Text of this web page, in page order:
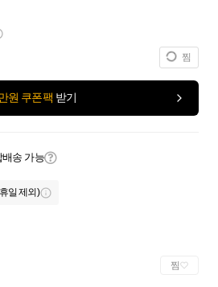
찜
원 쿠폰팩 받기
배송 가능
일 제외)
찜